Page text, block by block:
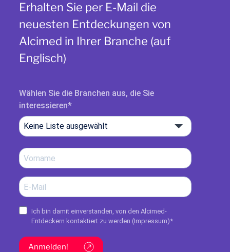
Erhalten Sie per E-Mail die
neuesten Entdeckungen von
Alcimed in Ihrer Branche (auf
Englisch)
Wählen Sie die Branchen aus, die Sie
interessieren
Keine Liste ausgewählt
Ich bin damit einverstanden, von den Alcimed-
Entdeckern kontaktiert zu werden (Impressum)*
Anmelden!